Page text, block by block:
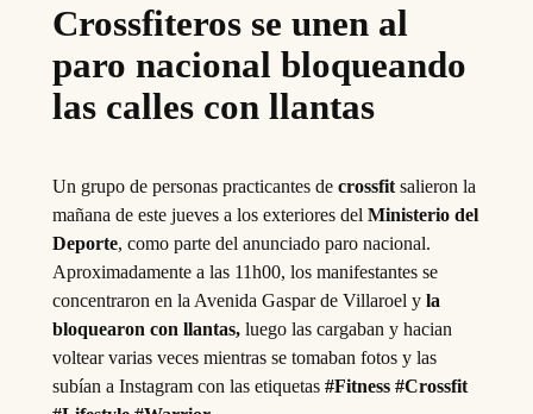
Crossfiteros se unen al
paro nacional bloqueando
las calles con llantas
Un grupo de personas practicantes de crossfitsalieron la
mañana de este jueves a los exteriores del Ministerio del
Deporte, como parte del anunciado paro nacional.
Aproximadamente a las 11h00, los manifestantes se
concentraron en la Avenida Gaspar de Villaroel y la
bloquearon con llantas,luego las cargaban y hacian
voltear varias veces mientras se tomaban fotos y las
subían a Instagram con las etiquetas#Fitness #Crossfit